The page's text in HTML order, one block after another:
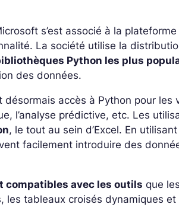
s’est associé à la
La société utilise la
Python les plus
des données.
désormais accès à Python pour
l’analyse prédictive, etc. Les
, le tout au sein d’Excel. En
facilement introduire des
compatibles avec les outils que
les tableaux croisés dynamiques et